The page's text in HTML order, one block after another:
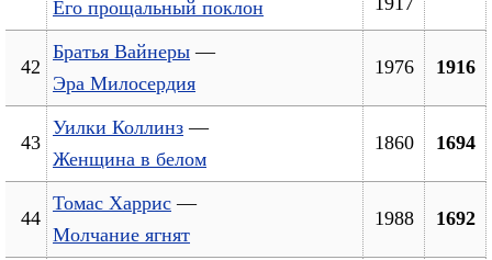
Его прощальный поклон
42
Братья Вайнеры —
Эра Милосердия
1976 1916
43
Уилки Коллинз —
Женщина в белом
1860 1694
44
Томас Харрис —
Молчание ягнят
1988 1692